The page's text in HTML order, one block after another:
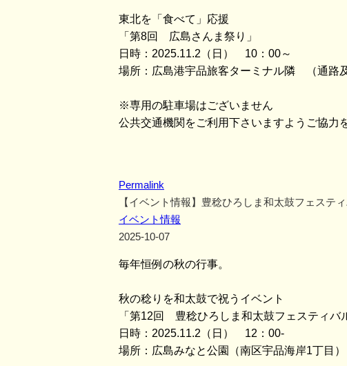
東北を「食べて」応援
「第8回 広島さんま祭り」
日時：2025.11.2（日） 10：00～
場所：広島港宇品旅客ターミナル隣 （通路
※専用の駐車場はございません
公共交通機関をご利用下さいますようご協力
Permalink
【イベント情報】豊稔ひろしま和太鼓フェステ
イベント情報
2025-10-07
毎年恒例の秋の行事。
秋の稔りを和太鼓で祝うイベント
「第12回 豊稔ひろしま和太鼓フェスティバ
日時：2025.11.2（日） 12：00-
場所：広島みなと公園（南区宇品海岸1丁目）